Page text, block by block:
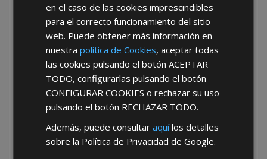
He leído y acepto laPolítica de Privacidad
mayoristas.
en el caso de las cookies imprescindibles
para el correcto funcionamiento del sitio
web. Puede obtener más información en
nuestrapolítica de Cookies, aceptar todas
las cookies pulsando el botónACEPTAR
TODO, configurarlas pulsando el botón
CONFIGURAR COOKIES o rechazar su uso
pulsando el botón RECHAZAR TODO.
Además, puede consultaraquílos detalles
sobre la Política de Privacidad de Google.